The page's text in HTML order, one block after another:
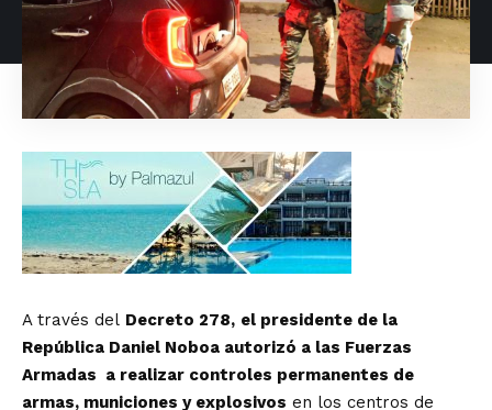
A través del Decreto 278, el presidente de la
República Daniel Noboa autorizó a las Fuerzas
Armadas a realizar controles permanentes de
armas, municiones y explosivos en los centros de